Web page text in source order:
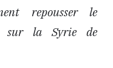
repousser le
sur la Syrie de